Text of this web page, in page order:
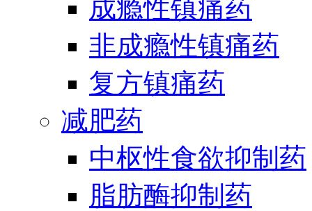
成瘾性镇痛药
非成瘾性镇痛药
复方镇痛药
减肥药
中枢性食欲抑制药
脂肪酶抑制药